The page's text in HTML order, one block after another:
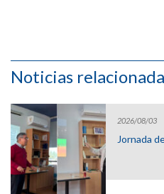
Noticias
2026/08/03
Jornada